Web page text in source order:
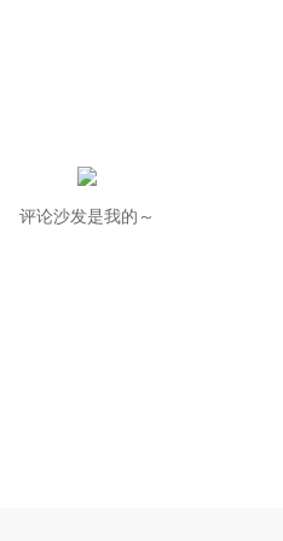
评论沙发是我的～